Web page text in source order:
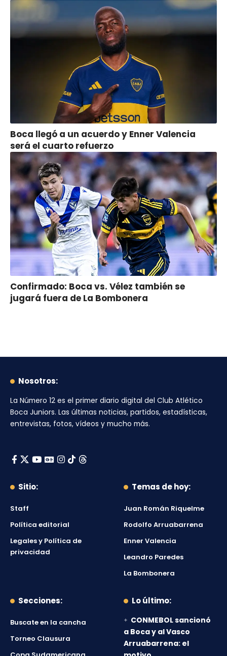
Boca llegó a un acuerdo y Enner Valencia
será el cuarto refuerzo
Confirmado: Boca vs. Vélez también se
jugará fuera de La Bombonera
Nosotros:
La Número 12 es el primer diario digital del Club Atlético
Boca Juniors. Las últimas noticias, partidos, estadísticas,
entrevistas, fotos, vídeos y mucho más.
Sitio:
Staff
Política editorial
Legales y Política de
privacidad
Temas de hoy:
Juan Román Riquelme
Rodolfo Arruabarrena
Enner Valencia
Leandro Paredes
La Bombonera
Secciones:
Buscate en la cancha
Torneo Clausura
Lo último:
CONMEBOL sancionó
a Boca y al Vasco
Arruabarrena: el